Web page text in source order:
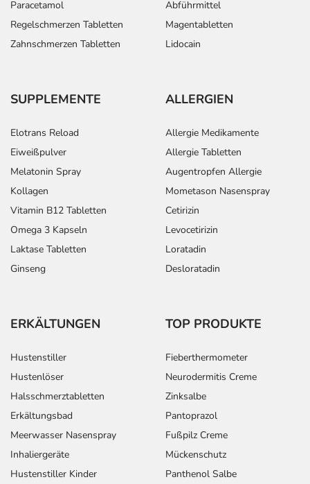
Paracetamol
Regelschmerzen Tabletten
Zahnschmerzen Tabletten
Abführmittel
Magentabletten
Lidocain
SUPPLEMENTE
Elotrans Reload
Eiweißpulver
Melatonin Spray
Kollagen
Vitamin B12 Tabletten
Omega 3 Kapseln
Laktase Tabletten
Ginseng
ALLERGIEN
Allergie Medikamente
Allergie Tabletten
Augentropfen Allergie
Mometason Nasenspray
Cetirizin
Levocetirizin
Loratadin
Desloratadin
ERKÄLTUNGEN
Hustenstiller
Hustenlöser
Halsschmerztabletten
Erkältungsbad
Meerwasser Nasenspray
Inhaliergeräte
Hustenstiller Kinder
TOP PRODUKTE
Fieberthermometer
Neurodermitis Creme
Zinksalbe
Pantoprazol
Fußpilz Creme
Mückenschutz
Panthenol Salbe